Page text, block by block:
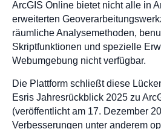
ArcGIS Online bietet nicht alle in
erweiterten
räumliche Analysemethoden,
Skriptfunktionen und spezielle
Webumgebung nicht verfügbar.
Die Plattform schließt diese
Esris Jahresrückblick 2025 zu
(veröffentlicht am 17. Dezember
Verbesserungen unter anderem